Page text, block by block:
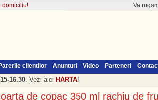
domiciliu! Va
Parerile clientilor Anunturi Video Parteneri
16.30. Vezi aici HARTA!
de copac 350 ml rachiu de